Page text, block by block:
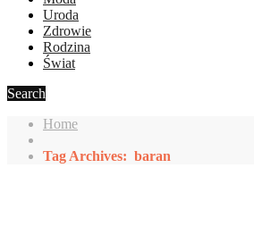
Uroda
Zdrowie
Rodzina
Świat
Search
Home
Tag Archives: baran